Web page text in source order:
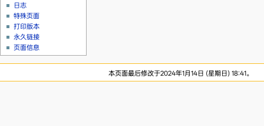
日志
特殊页面
打印版本
永久链接
页面信息
本页面最后修改于2024年1月14日 (星期日) 18:41。